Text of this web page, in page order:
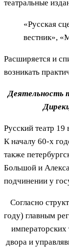
театральные
«Русская
вестник»,
Расширяется и
возникать
Деятельность
Русский театр
К началу 60-х
также
Большой и
подчинении у
Согласно
году) главным
императорских
двора и